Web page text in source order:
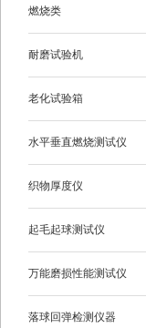
燃烧类
耐磨试验机
老化试验箱
水平垂直燃烧测试仪
织物厚度仪
起毛起球测试仪
万能磨损性能测试仪
落球回弹检测仪器